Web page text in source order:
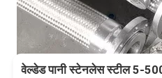
वेल्डेड पानी स्टेनलेस स्टील 5-